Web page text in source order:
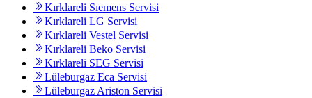
Kırklareli Sıemens Servisi
Kırklareli LG Servisi
Kırklareli Vestel Servisi
Kırklareli Beko Servisi
Kırklareli SEG Servisi
Lüleburgaz Eca Servisi
Lüleburgaz Ariston Servisi